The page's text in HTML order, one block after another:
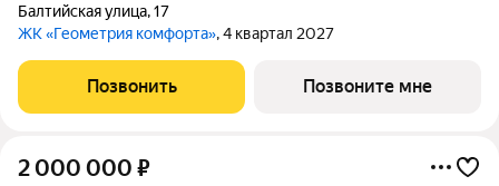
Балтийская улица,17
ЖК «Геометрия комфорта», 4 квартал 2027
Позвонить Позвоните мне
2 000 000 ₽